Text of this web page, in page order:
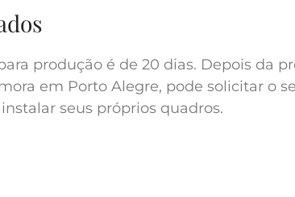
produção é de 20 dias. Depois da
em Porto Alegre, pode solicitar o
seus próprios quadros.